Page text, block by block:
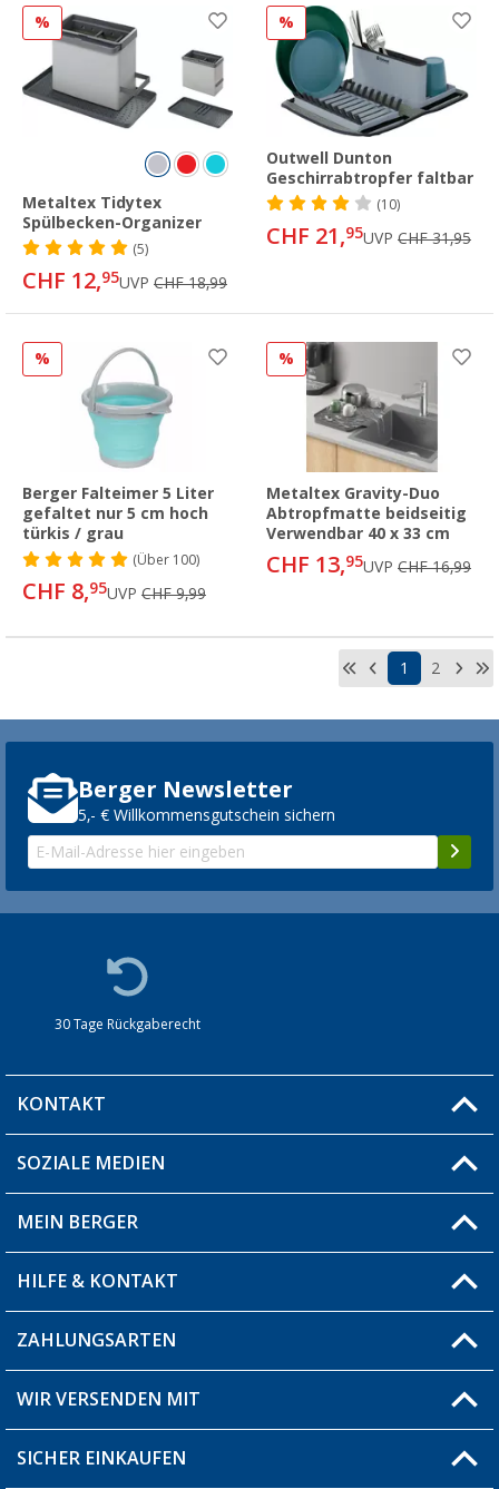
%
Metaltex Tidytex
Spülbecken-Organizer
(5)
CHF 12,95UVP CHF 18,99
%
Outwell Dunton
Geschirrabtropfer faltbar
(10)
CHF 21,95UVP CHF 31,95
%
Berger Falteimer 5 Liter
gefaltet nur 5 cm hoch
türkis / grau
(Über100)
CHF 8,95UVP CHF 9,99
%
Metaltex Gravity-Duo
Abtropfmatte beidseitig
Verwendbar 40 x 33 cm
CHF 13,95UVP CHF 16,99
1 2
Berger Newsletter
5,- € Willkommensgutschein sichern
30 Tage Rückgaberecht
KONTAKT
Du hast eine Frage?
Filiale finden
SOZIALE MEDIEN
MEIN BERGER
Blog
Produkttester
Über uns
HILFE & KONTAKT
Fragen & Antworten / FAQ
Versandinformationen
ZAHLUNGSARTEN
WIR VERSENDEN MIT
SICHER EINKAUFEN